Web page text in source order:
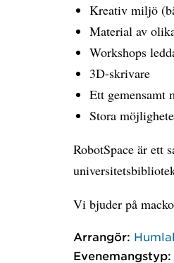
Kreativ miljö
Material av
Workshops
3D-skrivare
Ett gemensamt
Stora
RobotSpace är ett
Vi bjuder på
Arrangör:
Evenemangstyp: